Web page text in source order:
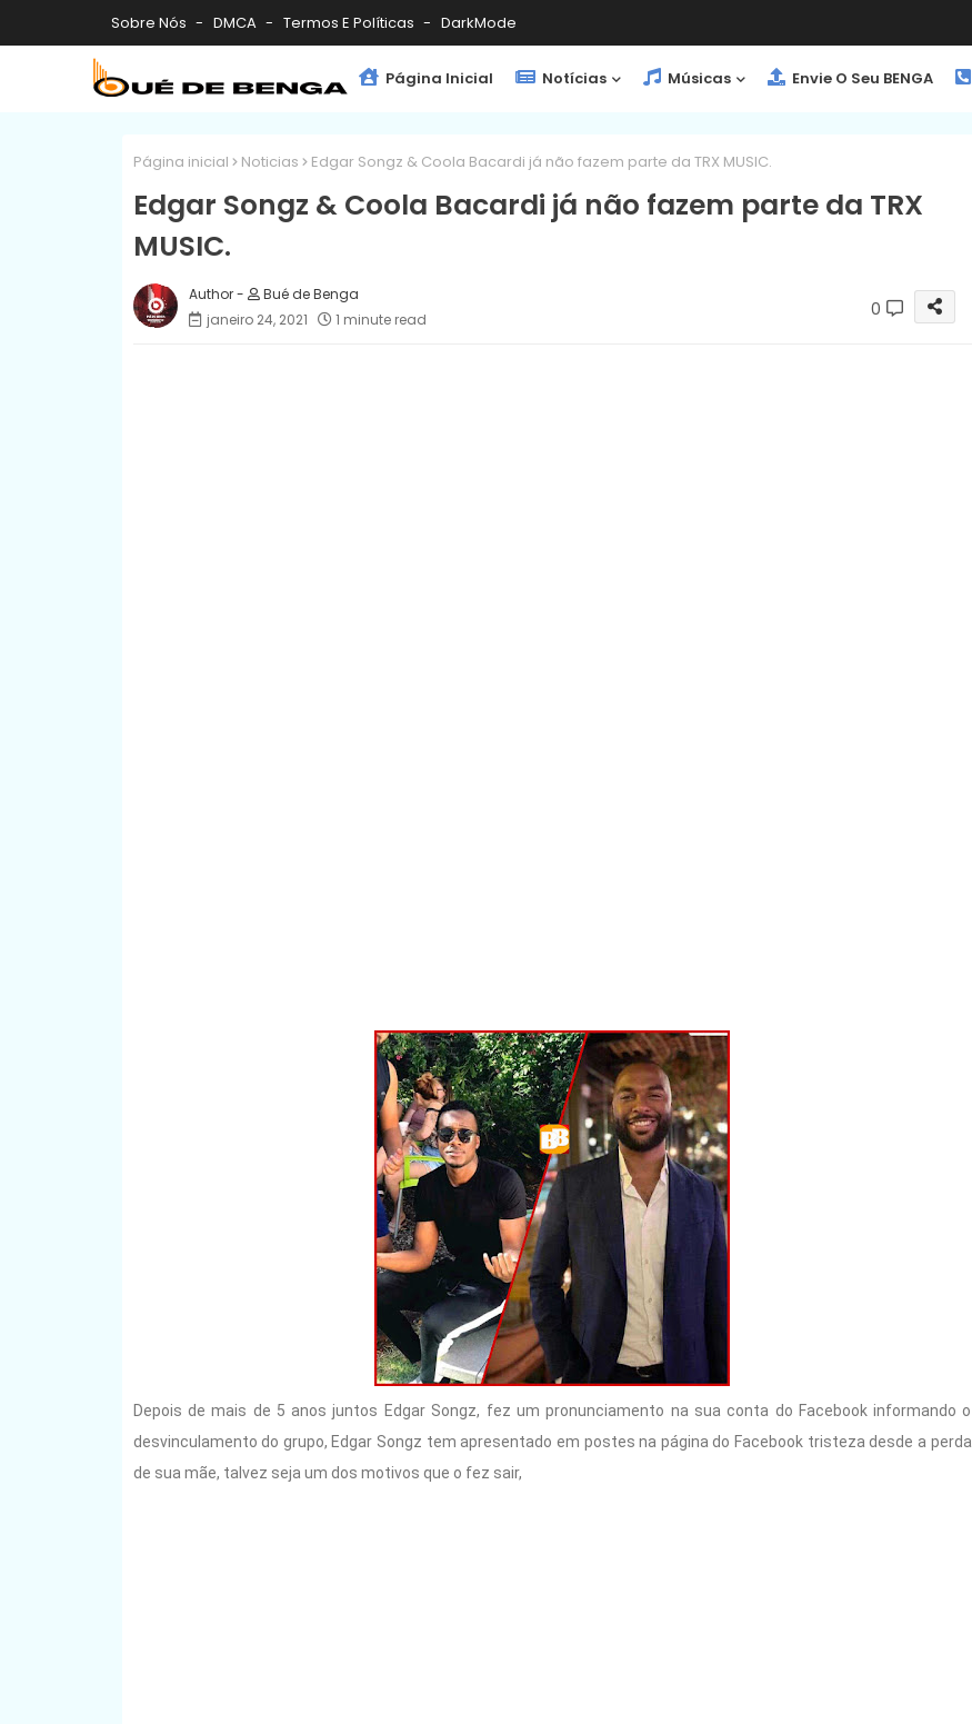
Sobre Nós DMCA Termos E Políticas DarkMode
Página Inicial Notícias Músicas Envie O Seu BENGA
Página inicial Noticias Edgar Songz & Coola Bacardi já não fazem parte da TRX MUSIC.
Edgar Songz & Coola Bacardi já não fazem parte da TRX
MUSIC.
Bué de Benga
janeiro 24, 2021
1 minute read 0
Depois de mais de 5 anos juntos Edgar Songz, fez um pronunciamento na sua conta do Facebook informando o
desvinculamento do grupo, Edgar Songz tem apresentado em postes na página do Facebook tristeza desde a perda
de sua mãe, talvez seja um dos motivos que o fez sair,